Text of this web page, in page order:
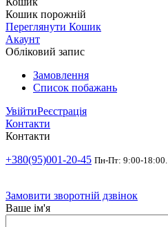
Кошик порожній
Переглянути Кошик
Акаунт
Обліковий запис
Замовлення
Список побажань
УвійтиРеєстрація
Контакти
Контакти
+380(95)001-20-45 Пн-Пт: 9:00-18:00.
Замовити зворотній дзвінок
Ваше ім'я